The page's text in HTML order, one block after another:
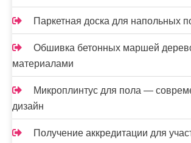
Паркетная доска для напольных
Обшивка бетонных маршей
материалами
Микроплинтус для пола —
дизайн
Получение аккредитации для